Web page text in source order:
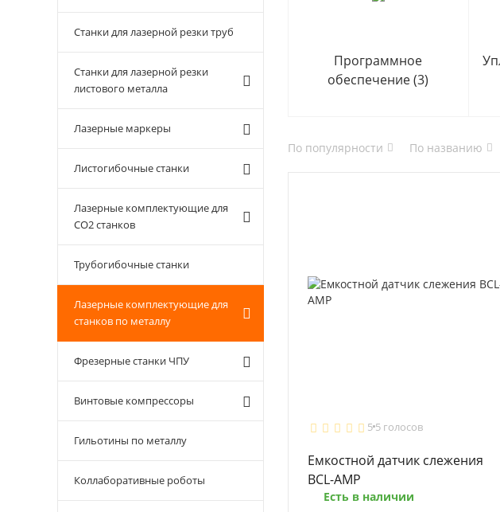
Станки для лазерной резки труб
Станки для лазерной резки
листового металла
Лазерные маркеры
Листогибочные станки
Лазерные комплектующие для
CO2 станков
Трубогибочные станки
Лазерные комплектующие для
станков по металлу
Фрезерные станки ЧПУ
Винтовые компрессоры
Гильотины по металлу
Коллаборативные роботы
Программное
обеспечение(3)
По популярности По названию
5 5 голосов
Емкостной датчик слежения
BCL-AMP
Есть в наличии